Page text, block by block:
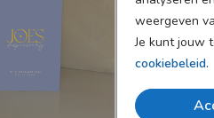
weergeven
Je kunt jouw
cookiebeleid.